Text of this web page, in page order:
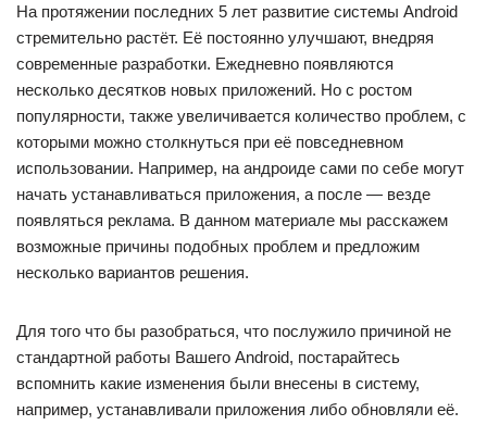
На протяжении последних 5 лет развитие системы Android
стремительно растёт. Её постоянно улучшают, внедряя
современные разработки. Ежедневно появляются
несколько десятков новых приложений. Но с ростом
популярности, также увеличивается количество проблем, с
которыми можно столкнуться при её повседневном
использовании. Например, на андроиде сами по себе могут
начать устанавливаться приложения, а после — везде
появляться реклама. В данном материале мы расскажем
возможные причины подобных проблем и предложим
несколько вариантов решения.
Для того что бы разобраться, что послужило причиной не
стандартной работы Вашего Android, постарайтесь
вспомнить какие изменения были внесены в систему,
например, устанавливали приложения либо обновляли её.